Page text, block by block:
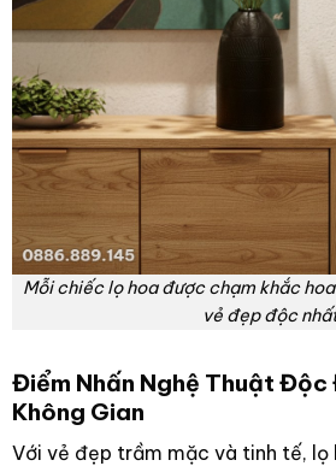
Mỗi chiếc lọ hoa được chạm khắc
vẻ đẹp độc
Điểm Nhấn Nghệ Thuật Độc
Không Gian
Với vẻ đẹp trầm mặc và tinh tế, lọ